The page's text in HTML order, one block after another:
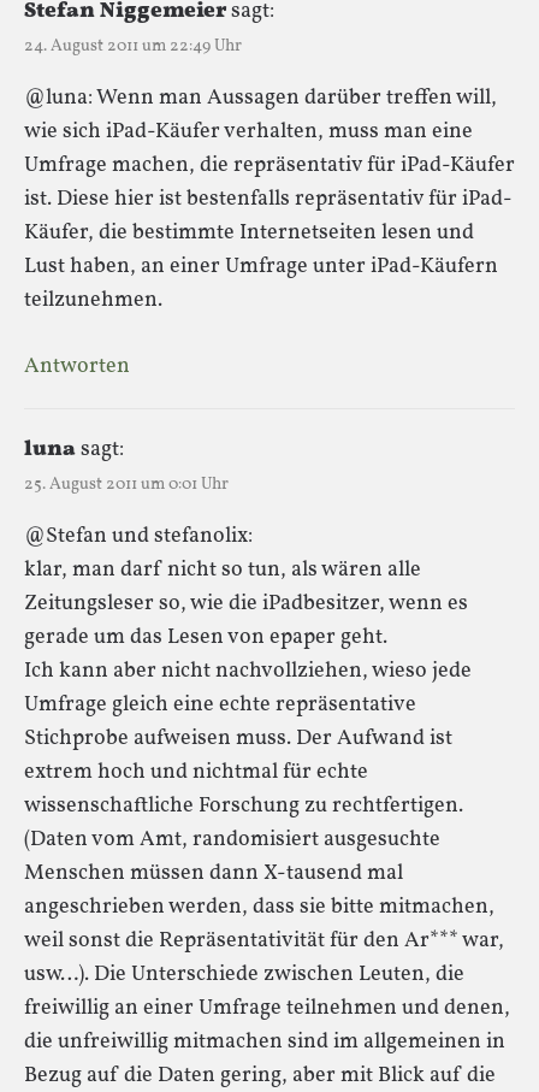
Stefan Niggemeiersagt:
24. August 2011 um 22:49 Uhr
@luna: Wenn man Aussagen darüber treffen will,
wie sich iPad-Käufer verhalten, muss man eine
Umfrage machen, die repräsentativ für iPad-Käufer
ist. Diese hier ist bestenfalls repräsentativ für iPad-
Käufer, die bestimmte Internetseiten lesen und
Lust haben, an einer Umfrage unter iPad-Käufern
teilzunehmen.
Antworten
lunasagt:
25. August 2011 um 0:01 Uhr
@Stefan und stefanolix:
klar, man darf nicht so tun, als wären alle
Zeitungsleser so, wie die iPadbesitzer, wenn es
gerade um das Lesen von epaper geht.
Ich kann aber nicht nachvollziehen, wieso jede
Umfrage gleich eine echte repräsentative
Stichprobe aufweisen muss. Der Aufwand ist
extrem hoch und nichtmal für echte
wissenschaftliche Forschung zu rechtfertigen.
(Daten vom Amt, randomisiert ausgesuchte
Menschen müssen dann X-tausend mal
angeschrieben werden, dass sie bitte mitmachen,
weil sonst die Repräsentativität für den Ar*** war,
usw…). Die Unterschiede zwischen Leuten, die
freiwillig an einer Umfrage teilnehmen und denen,
die unfreiwillig mitmachen sind im allgemeinen in
Bezug auf die Daten gering, aber mit Blick auf die